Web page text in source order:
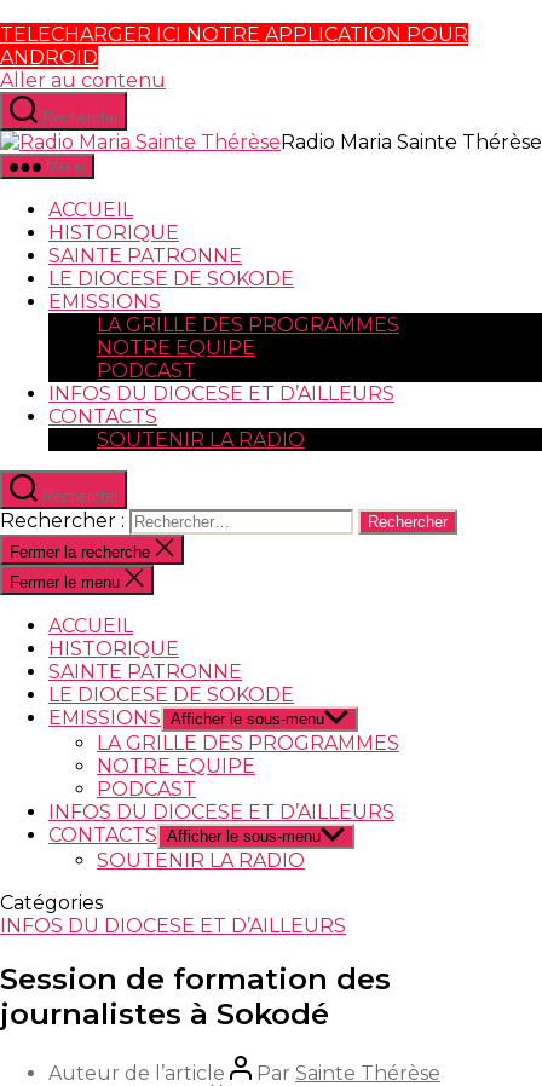
TELECHARGER ICI NOTRE APPLICATION POUR
ANDROID
Aller au contenu
Recherche
Radio Maria Sainte Thérèse
Menu
ACCUEIL
HISTORIQUE
SAINTE PATRONNE
LE DIOCESE DE SOKODE
EMISSIONS
LA GRILLE DES PROGRAMMES
NOTRE EQUIPE
PODCAST
INFOS DU DIOCESE ET D’AILLEURS
CONTACTS
SOUTENIR LA RADIO
Recherche
Rechercher :
Fermer la recherche
Fermer le menu
ACCUEIL
HISTORIQUE
SAINTE PATRONNE
LE DIOCESE DE SOKODE
EMISSIONS Afficher le sous-menu
LA GRILLE DES PROGRAMMES
NOTRE EQUIPE
PODCAST
INFOS DU DIOCESE ET D’AILLEURS
CONTACTS Afficher le sous-menu
SOUTENIR LA RADIO
Catégories
INFOS DU DIOCESE ET D’AILLEURS
Session de formation des
journalistes à Sokodé
Auteur de l’article Par Sainte Thérèse